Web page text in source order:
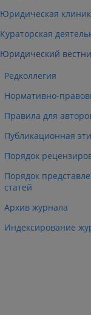
Юридическая
Кураторская
Юридический
Редколлегия
Нормативно-
Правила для
Публикационная
Порядок
Порядок
статей
Архив журнала
Индексирование